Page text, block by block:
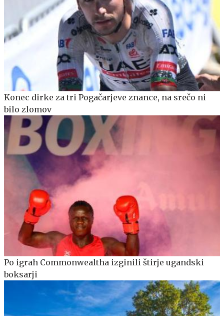
Konec dirke za tri Pogačarjeve znance, na srečo ni
bilo zlomov
Po igrah Commonwealtha izginili štirje ugandski
boksarji